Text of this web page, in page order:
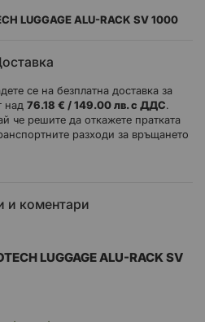
LUGGAGE ALU-RACK SV 1000
се на безплатна доставка за
над 76.18 € / 149.00 лв. с ДДС.
че решите да откажете пратката
разходи за връщането
и коментари
LUGGAGE ALU-RACK SV